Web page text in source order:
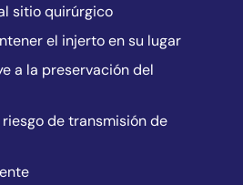
sitio quirúrgico
el injerto en su lugar
a la preservación del
de transmisión de